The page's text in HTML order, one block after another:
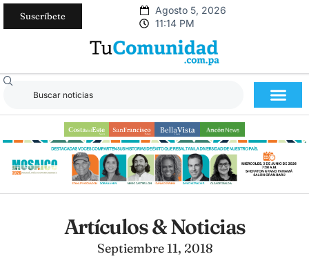
Suscríbete
Agosto 5, 2026
11:14 PM
Artículos & Noticias
Septiembre 11, 2018